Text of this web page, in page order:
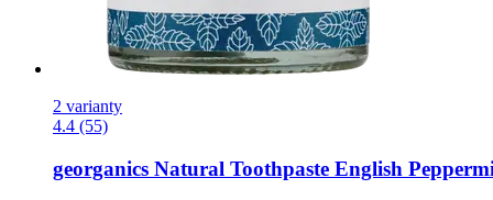
2 varianty
4.4 (55)
georganics Natural Toothpaste English